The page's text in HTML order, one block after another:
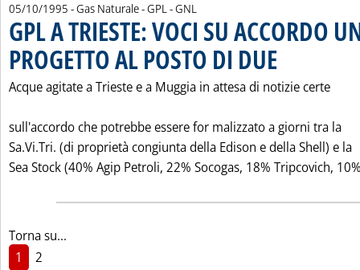
05/10/1995 - Gas Naturale - GPL - GNL
GPL A TRIESTE: VOCI SU ACCORDO
PROGETTO AL POSTO DI DUE
Acque agitate a Trieste e a Muggia in attesa di notizie certe
sull'accordo che potrebbe essere for malizzato a giorni tra la
Sa.Vi.Tri. (di proprietà congiunta della Edison e della Shell) e la
Sea Stock (40% Agip Petroli, 22% Socogas, 18% Tripcovich,
Torna su...
1
2